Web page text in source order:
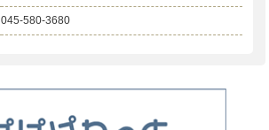
045-580-3680